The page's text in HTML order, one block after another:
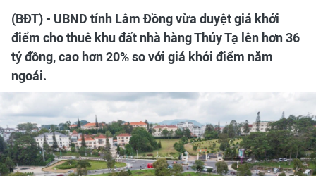
(BĐT) - UBND tỉnh Lâm Đồng vừa duyệt giá khởi
điểm cho thuê khu đất nhà hàng Thủy Tạ lên hơn 36
tỷ đồng, cao hơn 20% so với giá khởi điểm năm
ngoái.